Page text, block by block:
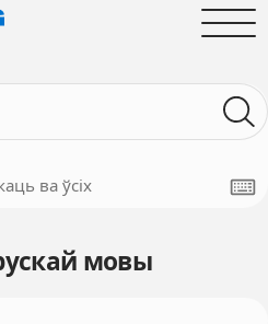
ва ўсіх
мовы